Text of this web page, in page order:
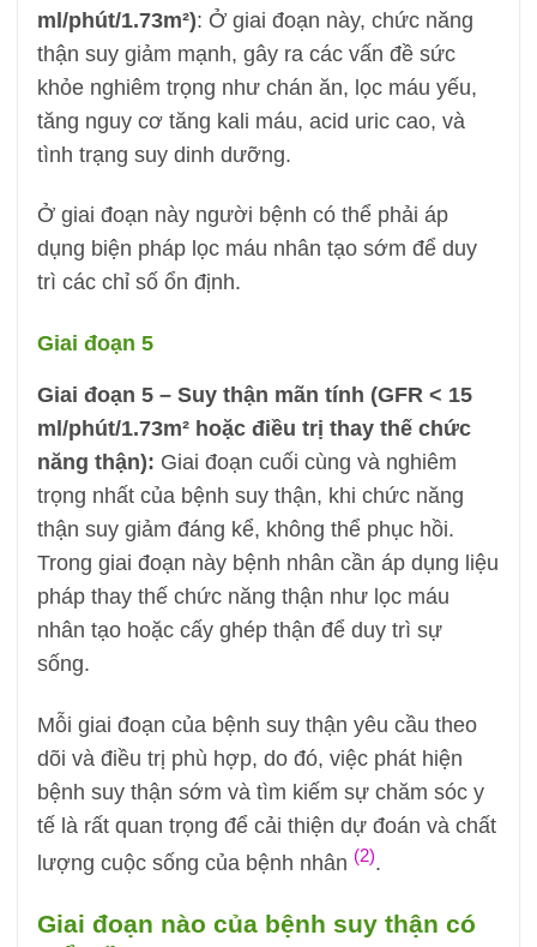
ml/phút/1.73m²): Ở giai đoạn này, chức năng
thận suy giảm mạnh, gây ra các vấn đề sức
khỏe nghiêm trọng như chán ăn, lọc máu yếu,
tăng nguy cơ tăng kali máu, acid uric cao, và
tình trạng suy dinh dưỡng.
Ở giai đoạn này người bệnh có thể phải áp
dụng biện pháp lọc máu nhân tạo sớm để duy
trì các chỉ số ổn định.
Giai đoạn 5
Giai đoạn 5 – Suy thận mãn tính (GFR < 15
ml/phút/1.73m² hoặc điều trị thay thế chức
năng thận): Giai đoạn cuối cùng và nghiêm
trọng nhất của bệnh suy thận, khi chức năng
thận suy giảm đáng kể, không thể phục hồi.
Trong giai đoạn này bệnh nhân cần áp dụng liệu
pháp thay thế chức năng thận như lọc máu
nhân tạo hoặc cấy ghép thận để duy trì sự
sống.
Mỗi giai đoạn của bệnh suy thận yêu cầu theo
dõi và điều trị phù hợp, do đó, việc phát hiện
bệnh suy thận sớm và tìm kiếm sự chăm sóc y
tế là rất quan trọng để cải thiện dự đoán và chất
lượng cuộc sống của bệnh nhân (2).
Giai đoạn nào của bệnh suy thận có